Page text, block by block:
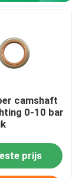
camshaft
0-10 bar
prijs